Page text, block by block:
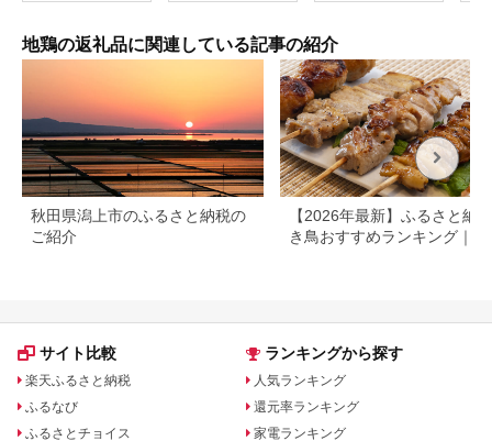
ク 冷凍 湯煎 手軽 宮
鶏肉 おかず
地鶏の返礼品に関連している記事の紹介
秋田県潟上市のふるさと納税の
ご紹介
【2026年最新】ふるさと納
き鳥おすすめランキング｜寄
サイト比較
楽天ふるさと納税
ふるなび
ふるさとチョイス
ランキングから探す
人気ランキング
還元率ランキング
家電ランキング